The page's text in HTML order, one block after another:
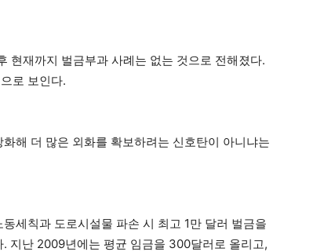
현재까지 벌금부과 사례는 없는 것으로 전해졌다.
로 보인다.
해 더 많은 외화를 확보하려는 신호탄이 아니냐는
세칙과 도로시설물 파손 시 최고 1만 달러 벌금을
지난 2009년에는 평균 임금을 300달러로 올리고,